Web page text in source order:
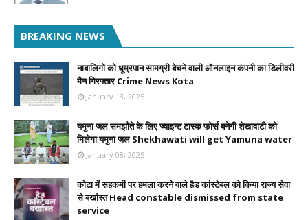
BREAKING NEWS
नाबालिगों को धूम्रपान सामग्री बेचने वाली ऑनलाइन कंपनी का डिलीवरी
मैन गिरफ्तार Crime News Kota
January 13, 2025
यमुना जल समझौते के लिए ज्वाइन्ट टास्क फोर्स बनेगी शेखावाटी को
मिलेगा यमुना जल Shekhawati will get Yamuna water
January 08, 2025
कोटा में सहकर्मी पर हमला करने वाले हैड कांस्टेबल को किया राज्य सेवा
से बर्खास्त Head constable dismissed from state
service